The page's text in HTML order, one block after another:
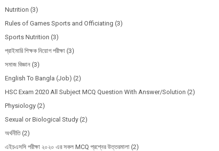
Nutrition (3)
Rules of Games Sports and Officiating (3)
Sports Nutrition (3)
প্রাইমারি শিক্ষক নিয়োগ পরীক্ষা (3)
সমাজ বিজ্ঞান (3)
English To Bangla (Job) (2)
HSC Exam 2020 All Subject MCQ Question With Answer/Solution (2)
Physiology (2)
Sexual or Biological Study (2)
অর্থনীতি (2)
এইচএসসি পরীক্ষা ২০২০ এর সকল MCQ প্রশ্নের উত্তরমালা (2)